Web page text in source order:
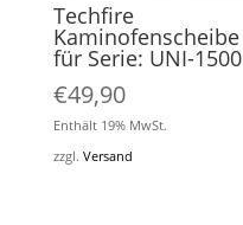
Techfire
Kaminofenscheibe
für Serie: UNI-1500
€49,90
Enthält 19% MwSt.
zzgl. Versand